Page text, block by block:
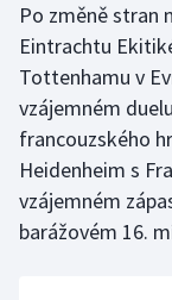
Lezení
Lyže a
Moderní pětiboj
Motorsport
Po změně stran
Eintrachtu
Tottenhamu v
vzájemném
francouzského
Heidenheim s
vzájemném
barážovém 16.